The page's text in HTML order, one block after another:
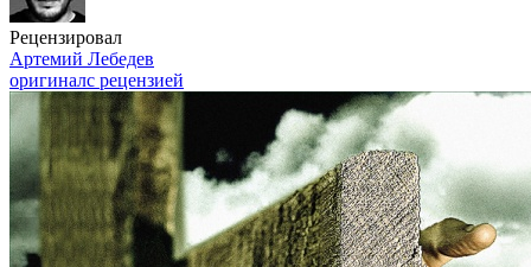
Рецензировал
Артемий Лебедев
оригиналс рецензией